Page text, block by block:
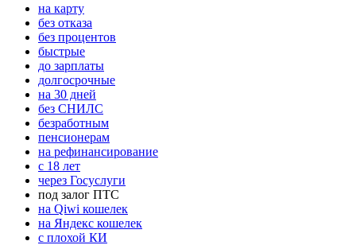
на карту
без отказа
без процентов
быстрые
до зарплаты
долгосрочные
на 30 дней
без СНИЛС
безработным
пенсионерам
на рефинансирование
с 18 лет
через Госуслуги
под залог ПТС
на Qiwi кошелек
на Яндекс кошелек
с плохой КИ